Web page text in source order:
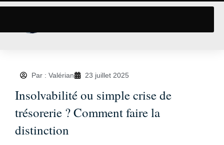
Par : Valérian 23 juillet 2025
Insolvabilité ou simple crise de
trésorerie ? Comment faire la
distinction